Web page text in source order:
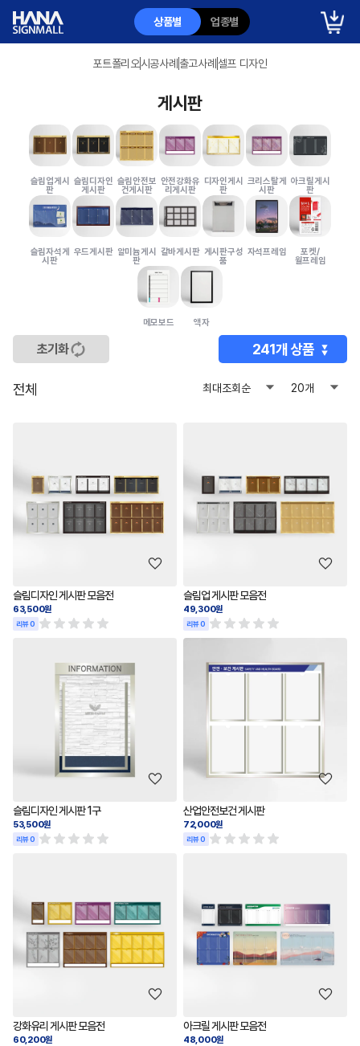
상품별 업종별
포트폴리오시공사례 출고사례 셀프 디자인
게시판
슬림업게시
판
슬림디자인
게시판
슬림안전보
건게시판
안전강화유
리게시판
디자인게시
판
크리스탈게
시판
아크릴게시
판
슬림자석게
시판
우드게시판 알미늄게시
판
갈바게시판 게시판구성
품
자석프레임
포켓/
월프레임
메모보드 액자
초기화 241개 상품
전체
슬림디자인 게시판 모음전
63,500원
리뷰 0
슬림업 게시판 모음전
49,300원
리뷰 0
슬림디자인 게시판 1구
53,500원
리뷰 0
산업안전보건 게시판
72,000원
리뷰 0
강화유리 게시판 모음전
60,200원
아크릴 게시판 모음전
48,000원